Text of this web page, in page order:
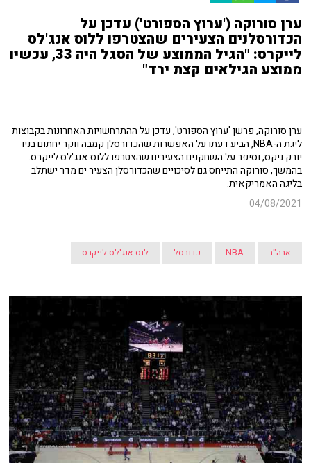
ערן סורוקה ('ערוץ הספורט') עדכן על
הכדורסלנים הצעירים שהצטרפו ללוס אנג'לס
לייקרס: "הגיל הממוצע של הסגל היה 33, עכשיו
ממוצע הגילאים קצת ירד"
ערן סורוקה, פרשן 'ערוץ הספורט', עדכן על ההתרחשויות האחרונות בקבוצות
ליגת ה-NBA, הביע דעתו על האפשרות שהכדורסלן קמבה ווקר יחתום בניו
יורק ניקס, וסיפר על השחקנים הצעירים שהצטרפו ללוס אנג'לס לייקרס.
בהמשך, סורוקה התייחס גם לסיכויים שהכדורסלן הצעיר ים מדר ישתלב
בליגה האמריקאית.
04/08/2021
ארה"ב NBA כדורסל לוס אנג'לס לייקרס